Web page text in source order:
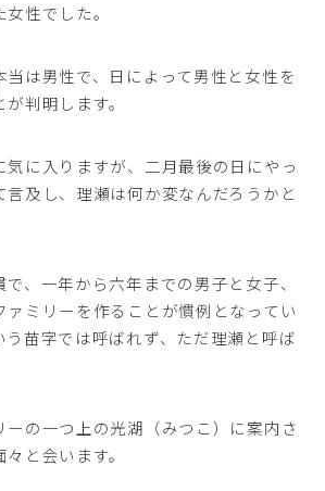
性でした。
当は男性で、日によって男性と女性を
判明します。
に入りますが、二月最後の日にやっ
及し、理瀬は何か変なんだろうかと
、一年から六年までの男子と女子、
ミリーを作ることが慣例となってい
う苗字では呼ばれず、ただ理瀬と呼ば
ーの一つ上の光湖（みつこ）に案内さ
と会います。